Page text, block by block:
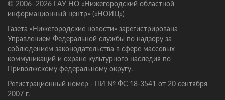
© 2006–2026 ГАУ НО «Нижегородский областной
информационный центр» («НОИЦ»)
Газета «Нижегородские новости» зарегистрирована
Управлением Федеральной службы по надзору за
соблюдением законодательства в сфере массовых
коммуникаций и охране культурного наследия по
Приволжскому федеральному округу.
Регистрационный номер - ПИ № ФС 18-3541 от 20 сентября
2007 г.